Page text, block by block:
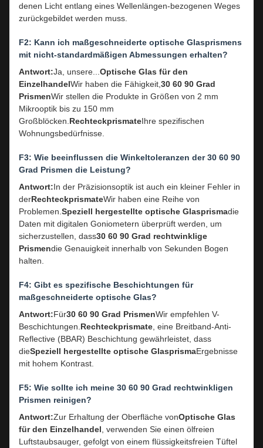
denen Licht entlang eines Wellenlängen-bezogenen Weges
zurückgebildet werden muss.
F2: Kann ich maßgeschneiderte optische Glasprismens
mit nicht-standardmäßigen Abmessungen erhalten?
Antwort:Ja, unsere... Optische Glas für den
EinzelhandelWir haben die Fähigkeit, 30 60 90 Grad
PrismenWir stellen die Produkte in Größen von 2 mm
Mikrooptik bis zu 150 mm
Großblöcken. RechteckprismateIhre spezifischen
Wohnungsbedürfnisse.
F3: Wie beeinflussen die Winkeltoleranzen der 30 60 90
Grad Prismen die Leistung?
Antwort:In der Präzisionsoptik ist auch ein kleiner Fehler in
derRechteckprismateWir haben eine Reihe von
Problemen. Speziell hergestellte optische Glasprismadie
Daten mit digitalen Goniometern überprüft werden, um
sicherzustellen, dass30 60 90 Grad rechtwinklige
Prismendie Genauigkeit innerhalb von Sekunden Bogen
halten.
F4: Gibt es spezifische Beschichtungen für
maßgeschneiderte optische Glas?
Antwort:Für30 60 90 Grad PrismenWir empfehlen V-
Beschichtungen. Rechteckprismate , eine Breitband-Anti-
Reflective (BBAR) Beschichtung gewährleistet, dass
dieSpeziell hergestellte optische GlasprismaErgebnisse
mit hohem Kontrast.
F5: Wie sollte ich meine 30 60 90 Grad rechtwinkligen
Prismen reinigen?
Antwort:Zur Erhaltung der Oberfläche vonOptische Glas
für den Einzelhandel , verwenden Sie einen ölfreien
Luftstaubsauger, gefolgt von einem flüssigkeitsfreien Tüftel